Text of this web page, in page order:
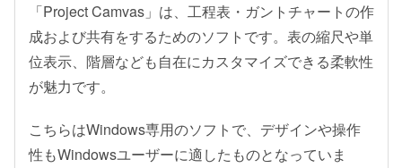
「Project Camvas」は、工程表・ガントチャートの作
成および共有をするためのソフトです。表の縮尺や単
位表示、階層なども自在にカスタマイズできる柔軟性
が魅力です。
こちらはWindows専用のソフトで、デザインや操作
性もWindowsユーザーに適したものとなっていま